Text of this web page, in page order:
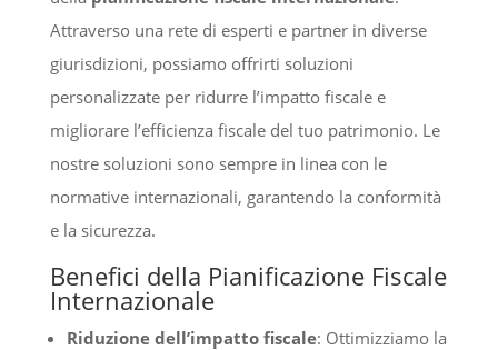
Attraverso una rete di esperti e partner in diverse
giurisdizioni, possiamo offrirti soluzioni
personalizzate per ridurre l’impatto fiscale e
migliorare l’efficienza fiscale del tuo patrimonio. Le
nostre soluzioni sono sempre in linea con le
normative internazionali, garantendo la conformità
e la sicurezza.
Benefici della Pianificazione Fiscale
Internazionale
Riduzione dell’impatto fiscale: Ottimizziamo la